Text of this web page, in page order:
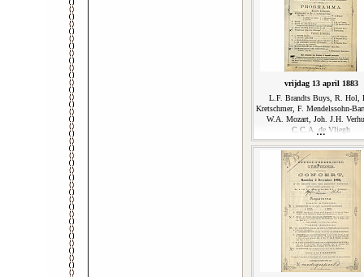
vrijdag 13 april 1883
L.F. Brandts Buys, R. Hol,
Kretschmer, F. Mendelssohn-
W.A. Mozart, Joh. J.H.
C.C.A. de Vliegh